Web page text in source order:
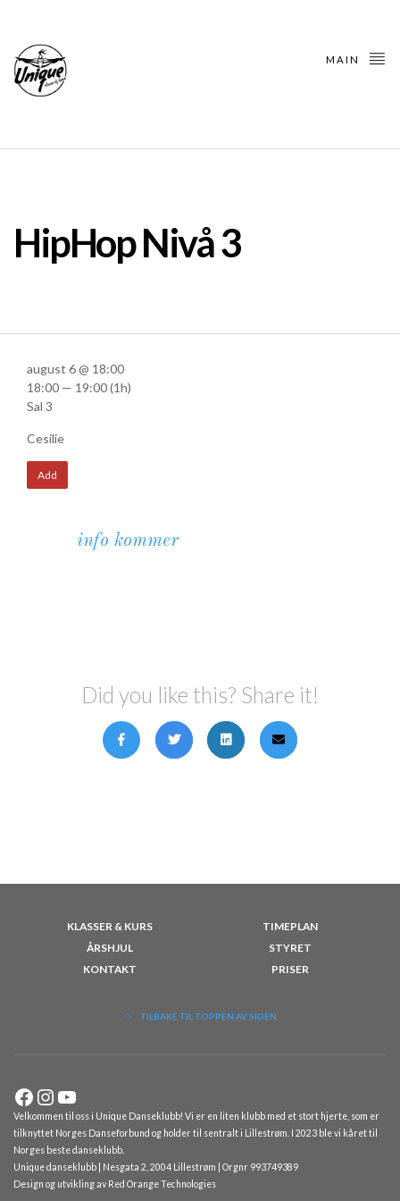
MAIN
HipHop Nivå 3
info kommer
august 6 @ 18:00
18:00 — 19:00(1h)
Sal 3
Cesilie
Add
Did you like this? Share it!
KLASSER & KURS
TIMEPLAN
ÅRSHJUL
STYRET
KONTAKT
PRISER
TILBAKE TIL TOPPEN AV SIDEN
Facebook
Instagram
YouTube
Velkommen til oss i Unique Danseklubb! Vi er en liten klubb med et stort hjerte, som er
tilknyttet Norges Danseforbund og holder til sentralt i Lillestrøm. I 2023 ble vi kåret til
Norges beste danseklubb.
Unique danseklubb | Nesgata 2, 2004 Lillestrøm | Orgnr 993749389
Design og utvikling av Red Orange Technologies